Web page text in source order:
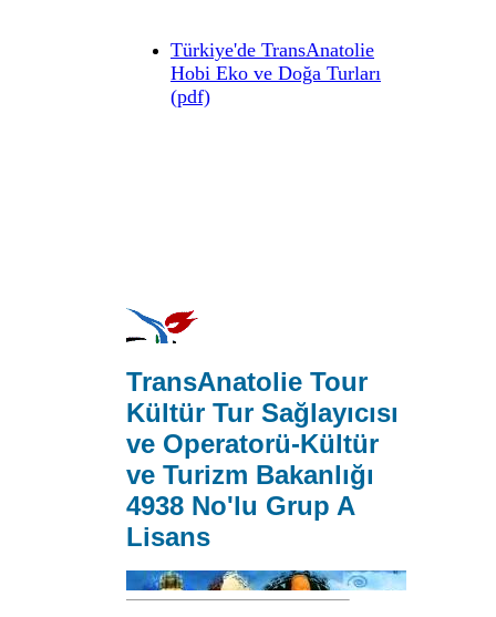
Türkiye'de TransAnatolie
Hobi Eko ve Doğa Turları
(pdf)
TransAnatolie Tour
Kültür Tur Sağlayıcısı
ve Operatorü-Kültür
ve Turizm Bakanlığı
4938 No'lu Grup A
Lisans